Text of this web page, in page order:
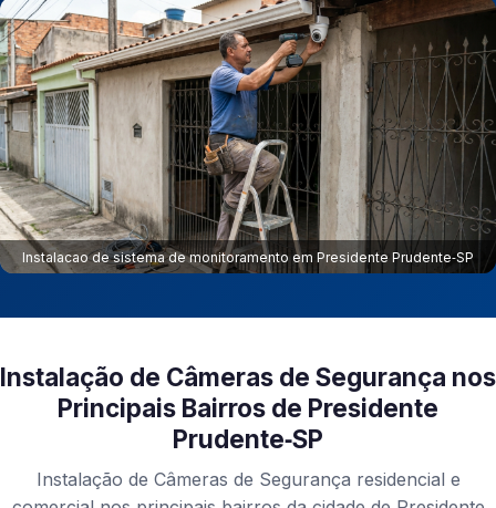
Instalacao de sistema de monitoramento em Presidente Prudente‑SP
Instalação de Câmeras de Segurança nos
Principais Bairros de Presidente
Prudente‑SP
Instalação de Câmeras de Segurança residencial e